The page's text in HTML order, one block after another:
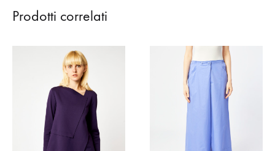
Prodotti correlati